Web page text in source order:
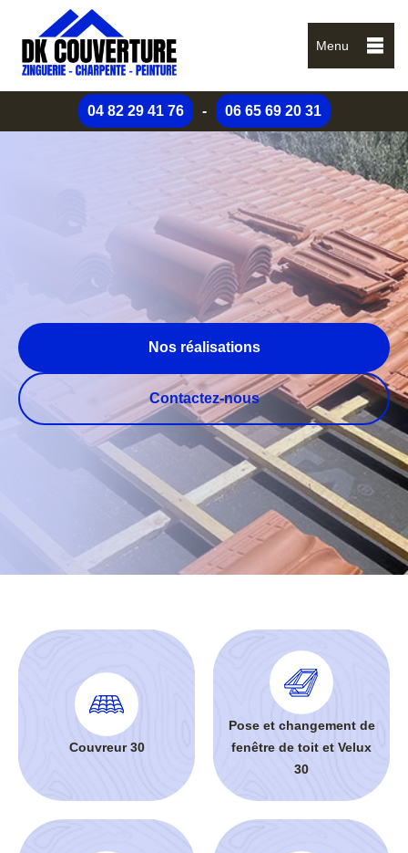
Menu
04 82 29 41 76 - 06 65 69 20 31
Nos réalisations
Contactez-nous
Couvreur 30
Pose et changement de
fenêtre de toit et Velux
30